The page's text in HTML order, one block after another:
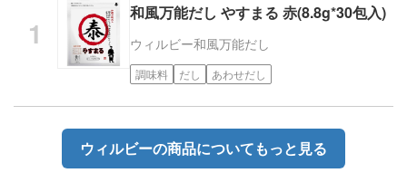
和風万能だし やすまる 赤(8.8g*30包入)
ウィルビー和風万能だし
調味料 だし あわせだし
ウィルビーの商品についてもっと見る